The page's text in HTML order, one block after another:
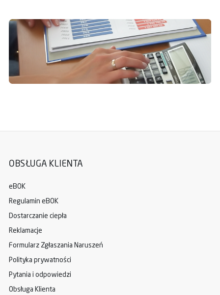
OBSŁUGA KLIENTA
eBOK
Regulamin eBOK
Dostarczanie ciepła
Reklamacje
Formularz Zgłaszania Naruszeń
Polityka prywatności
Pytania i odpowiedzi
Obsługa Klienta